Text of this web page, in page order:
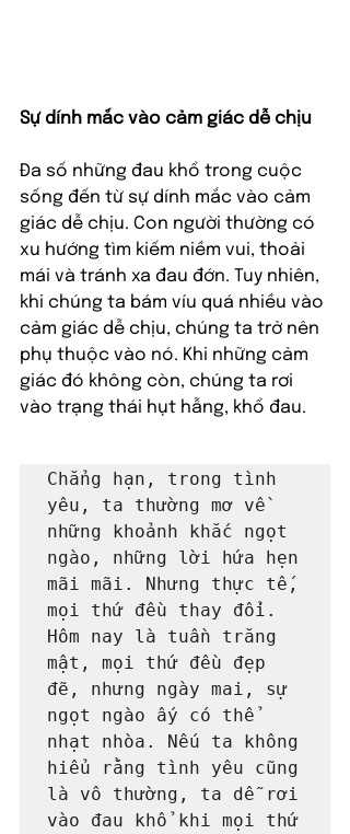
Sự dính mắc vào cảm giác dễ chịu
Đa số những đau khổ trong cuộc
sống đến từ sự dính mắc vào cảm
giác dễ chịu. Con người thường có
xu hướng tìm kiếm niềm vui, thoải
mái và tránh xa đau đớn. Tuy nhiên,
khi chúng ta bám víu quá nhiều vào
cảm giác dễ chịu, chúng ta trở nên
phụ thuộc vào nó. Khi những cảm
giác đó không còn, chúng ta rơi
vào trạng thái hụt hẫng, khổ đau.
Chẳng hạn, trong tình
yêu, ta thường mơ về
những khoảnh khắc ngọt
ngào, những lời hứa hẹn
mãi mãi. Nhưng thực tế,
mọi thứ đều thay đổi.
Hôm nay là tuần trăng
mật, mọi thứ đều đẹp
đẽ, nhưng ngày mai, sự
ngọt ngào ấy có thể
nhạt nhòa. Nếu ta không
hiểu rằng tình yêu cũng
là vô thường, ta dễ rơi
vào đau khổ khi mọi thứ